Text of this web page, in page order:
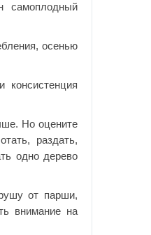
самоплодный
осенью
консистенция
Но оцените
раздать,
одно дерево
от парши,
внимание на